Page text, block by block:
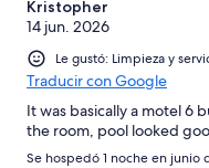
Kristopher
14 jun. 2026
Le gustó: Limpieza y
Traducir con Google
It was basically a motel 6
the room, pool looked
Se hospedó 1 noche en junio